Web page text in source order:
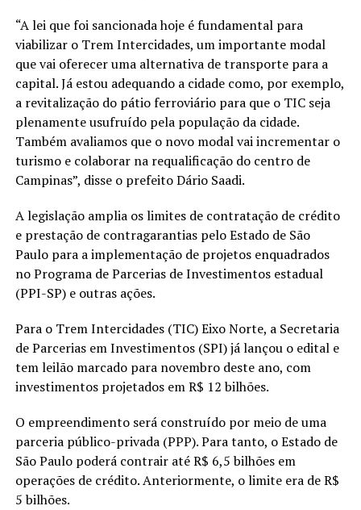
“A lei que foi sancionada hoje é fundamental para
viabilizar o Trem Intercidades, um importante modal
que vai oferecer uma alternativa de transporte para a
capital. Já estou adequando a cidade como, por exemplo,
a revitalização do pátio ferroviário para que o TIC seja
plenamente usufruído pela população da cidade.
Também avaliamos que o novo modal vai incrementar o
turismo e colaborar na requalificação do centro de
Campinas”, disse o prefeito Dário Saadi.
A legislação amplia os limites de contratação de crédito
e prestação de contragarantias pelo Estado de São
Paulo para a implementação de projetos enquadrados
no Programa de Parcerias de Investimentos estadual
(PPI-SP) e outras ações.
Para o Trem Intercidades (TIC) Eixo Norte, a Secretaria
de Parcerias em Investimentos (SPI) já lançou o edital e
tem leilão marcado para novembro deste ano, com
investimentos projetados em R$ 12 bilhões.
O empreendimento será construído por meio de uma
parceria público-privada (PPP). Para tanto, o Estado de
São Paulo poderá contrair até R$ 6,5 bilhões em
operações de crédito. Anteriormente, o limite era de R$
5 bilhões.